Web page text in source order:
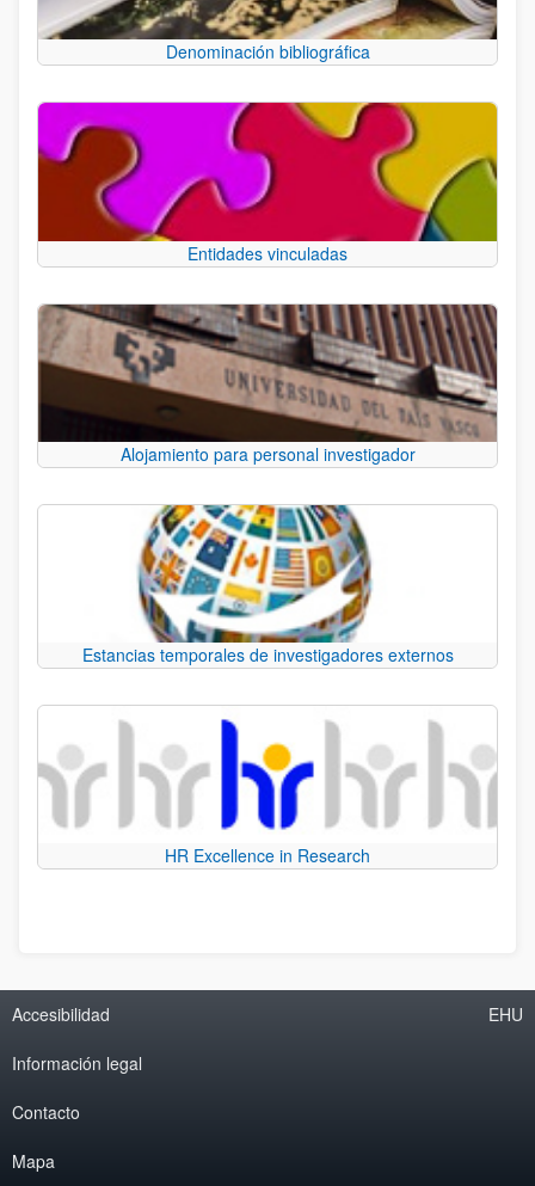
Denominación bibliográfica
Entidades vinculadas
Alojamiento para personal investigador
Estancias temporales de investigadores externos
HR Excellence in Research
Accesibilidad
Información legal
Contacto
Mapa
EHU